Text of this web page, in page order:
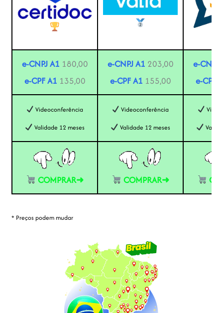
e-CNPJ A1 180,00
e-CPF A1 135,00
e-CNPJ A1 203,00
e-CPF A1 155,00
e-CNPJ
e-CPF
Videoconferência
Validade 12 meses
Videoconferência
Validade 12 meses
COMPRAR➜ COMPRAR➜
* Preços podem mudar